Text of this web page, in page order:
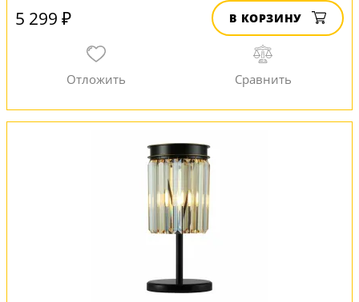
5 299 ₽ В КОРЗИНУ